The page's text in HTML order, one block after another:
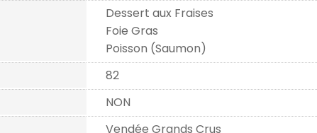
Dessert aux Fraises
Foie Gras
Poisson (Saumon)
82
NON
Vendée Grands Crus